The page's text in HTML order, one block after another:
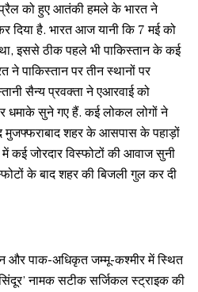
को हुए आतंकी हमले के भारत ने
दिया है. भारत आज यानी कि 7 मई को
इससे ठीक पहले भी पाकिस्तान के कई
ने पाकिस्तान पर तीन स्थानों पर
सैन्य प्रवक्ता ने एआरवाई को
धमाके सुने गए हैं. कई लोकल लोगों ने
मुजफ्फराबाद शहर के आसपास के पहाड़ों
में कई जोरदार विस्फोटों की आवाज सुनी
के बाद शहर की बिजली गुल कर दी
और पाक-अधिकृत जम्मू-कश्मीर में स्थित
नामक सटीक सर्जिकल स्ट्राइक की